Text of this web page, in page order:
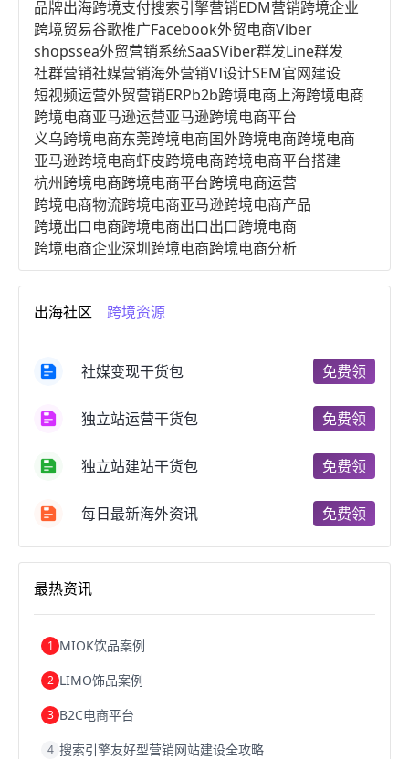
品牌出海跨境支付搜索引擎营销EDM营销跨境企业
跨境贸易谷歌推广Facebook外贸电商Viber
shopssea外贸营销系统SaaSViber群发Line群发
社群营销社媒营销海外营销VI设计SEM官网建设
短视频运营外贸营销ERPb2b跨境电商上海跨境电商
跨境电商亚马逊运营亚马逊跨境电商平台
义乌跨境电商东莞跨境电商国外跨境电商跨境电商
亚马逊跨境电商虾皮跨境电商跨境电商平台搭建
杭州跨境电商跨境电商平台跨境电商运营
跨境电商物流跨境电商亚马逊跨境电商产品
跨境出口电商跨境电商出口出口跨境电商
跨境电商企业深圳跨境电商跨境电商分析
进口跨境电商跨境电商服务广州跨境电商
跨境电商市场跨境电商创业跨境电商注册
跨境电商开店跨境电商营销
跨境电商商品个人跨境电商跨境电商案例
郑州跨境电商跨境电商趋势
跨境电商费用美国跨境电商
天津跨境电商东南亚跨境电商
跨境电商b2b阿里巴巴跨境电商
跨境电商关税
跨境电商建站
浙江跨境电商宁波跨境电商跨境电商的模式
跨境电商优势跨境电商的优势
出海社区 跨境资源
社媒变现干货包 免费领
独立站运营干货包 免费领
独立站建站干货包 免费领
每日最新海外资讯 免费领
最热资讯
1 MIOK饮品案例
2 LIMO饰品案例
3 B2C电商平台
4 搜索引擎友好型营销网站建设全攻略